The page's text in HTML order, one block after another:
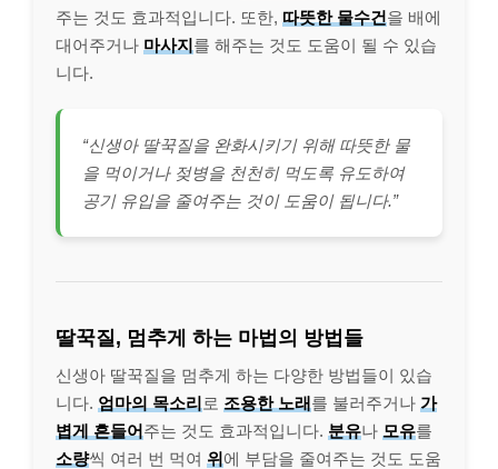
주는 것도 효과적입니다. 또한, 따뜻한 물수건을 배에
대어주거나 마사지를 해주는 것도 도움이 될 수 있습
니다.
“신생아 딸꾹질을 완화시키기 위해 따뜻한 물
을 먹이거나 젖병을 천천히 먹도록 유도하여
공기 유입을 줄여주는 것이 도움이 됩니다.”
딸꾹질, 멈추게 하는 마법의 방법들
신생아 딸꾹질을 멈추게 하는 다양한 방법들이 있습
니다. 엄마의 목소리 로 조용한 노래를 불러주거나 가
볍게 흔들어주는 것도 효과적입니다. 분유나 모유를
소량씩 여러 번 먹여 위에 부담을 줄여주는 것도 도움